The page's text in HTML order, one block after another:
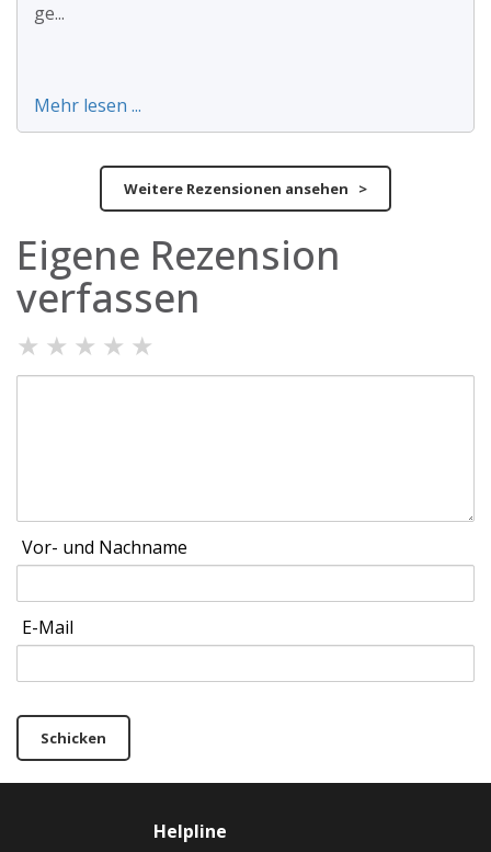
ge...
Mehr lesen ...
Weitere Rezensionen ansehen >
Eigene Rezension
verfassen
★ ★ ★ ★ ★
Vor- und Nachname
E-Mail
Schicken
Helpline